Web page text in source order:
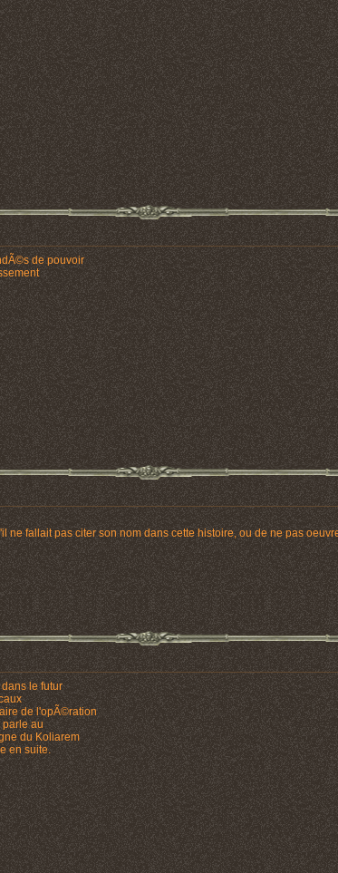
de pouvoir
ne fallait pas citer son nom dans cette histoire, ou de ne pas
le futur
de l'opÃ©ration
au
du Koliarem
en suite.